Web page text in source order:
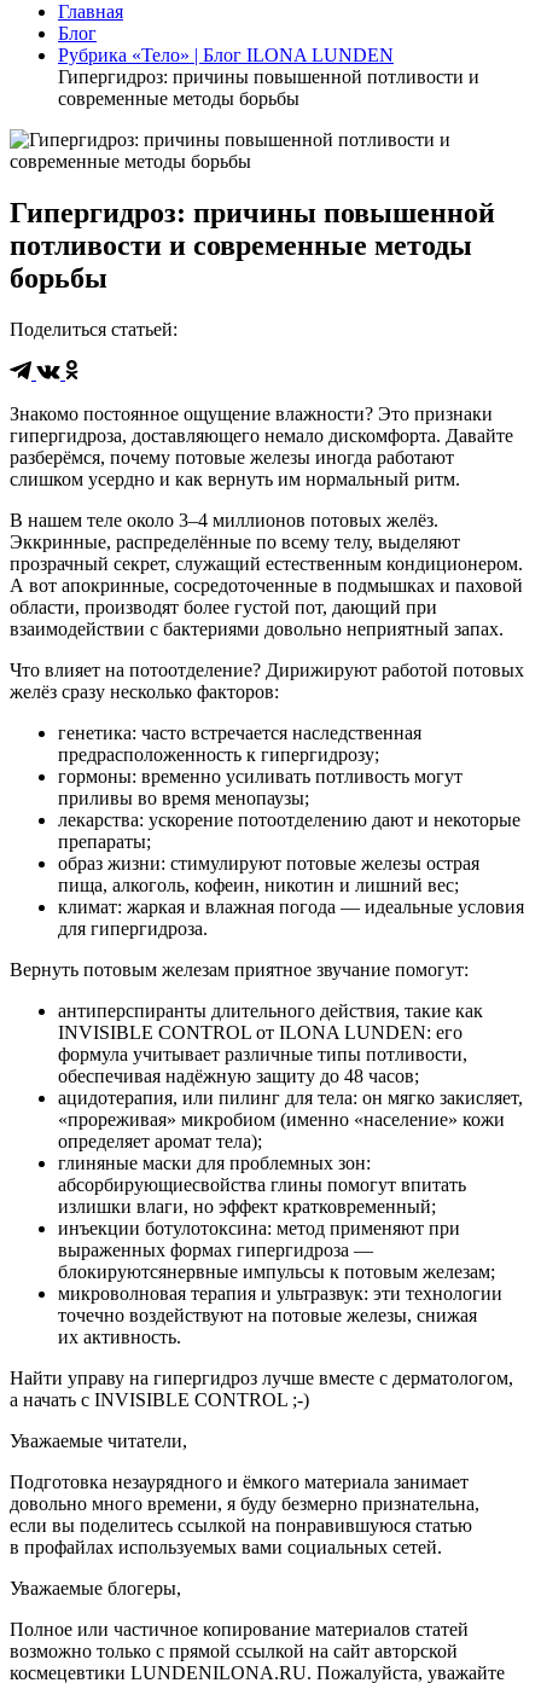
Главная
Блог
Рубрика «Тело» | Блог ILONA LUNDEN
Гипергидроз: причины повышенной потливости и
современные методы борьбы
Гипергидроз: причины повышенной
потливости и современные методы
борьбы
Поделиться статьей:
Знакомо постоянное ощущение влажности? Это признаки
гипергидроза, доставляющего немало дискомфорта. Давайте
разберёмся, почему потовые железы иногда работают
слишком усердно и как вернуть им нормальный ритм.
В нашем теле около 3–4 миллионов потовых желёз.
Эккринные, распределённые по всему телу, выделяют
прозрачный секрет, служащий естественным кондиционером.
А вот апокринные, сосредоточенные в подмышках и паховой
области, производят более густой пот, дающий при
взаимодействии с бактериями довольно неприятный запах.
Что влияет на потоотделение? Дирижируют работой потовых
желёз сразу несколько факторов:
генетика: часто встречается наследственная
предрасположенность к гипергидрозу;
гормоны: временно усиливать потливость могут
приливы во время менопаузы;
лекарства: ускорение потоотделению дают и некоторые
препараты;
образ жизни: стимулируют потовые железы острая
пища, алкоголь, кофеин, никотин и лишний вес;
климат: жаркая и влажная погода — идеальные условия
для гипергидроза.
Вернуть потовым железам приятное звучание помогут:
антиперспиранты длительного действия, такие как
INVISIBLE CONTROL от ILONA LUNDEN: его
формула учитывает различные типы потливости,
обеспечивая надёжную защиту до 48 часов;
ацидотерапия, или пилинг для тела: он мягко закисляет,
«прореживая» микробиом (именно «население» кожи
определяет аромат тела);
глиняные маски для проблемных зон:
абсорбирующиесвойства глины помогут впитать
излишки влаги, но эффект кратковременный;
инъекции ботулотоксина: метод применяют при
выраженных формах гипергидроза —
блокируютсянервные импульсы к потовым железам;
микроволновая терапия и ультразвук: эти технологии
точечно воздействуют на потовые железы, снижая
их активность.
Найти управу на гипергидроз лучше вместе с дерматологом,
а начать с INVISIBLE CONTROL ;-)
Уважаемые читатели,
Подготовка незаурядного и ёмкого материала занимает
довольно много времени, я буду безмерно признательна,
если вы поделитесь ссылкой на понравившуюся статью
в профайлах используемых вами социальных сетей.
Уважаемые блогеры,
Полное или частичное копирование материалов статей
возможно только с прямой ссылкой на сайт авторской
космецевтики LUNDENILONA.RU. Пожалуйста, уважайте